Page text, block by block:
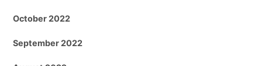
October 2022
September 2022